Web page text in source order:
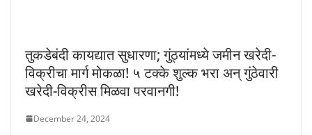
तुकडेबंदी कायद्यात सुधारणा; गुंठ्यांमध्ये जमीन खरेदी-
विक्रीचा मार्ग मोकळा! ५ टक्के शुल्क भरा अन्‌ गुंठेवारी
खरेदी-विक्रीस मिळवा परवानगी!
December 24, 2024